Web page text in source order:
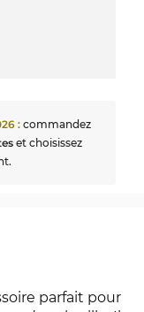
: commandez
et choisissez
parfait pour